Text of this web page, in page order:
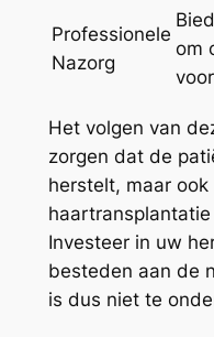
Professionele
Nazorg
om
Het volgen van
zorgen dat de
herstelt, maar
Investeer in uw
besteden aan de
is dus niet te